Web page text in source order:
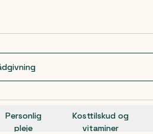
Personlig
pleje
Kosttilskud og
vitaminer